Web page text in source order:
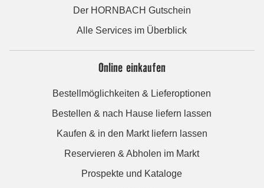
Der HORNBACH Gutschein
Alle Services im Überblick
Online einkaufen
Bestellmöglichkeiten & Lieferoptionen
Bestellen & nach Hause liefern lassen
Kaufen & in den Markt liefern lassen
Reservieren & Abholen im Markt
Prospekte und Kataloge